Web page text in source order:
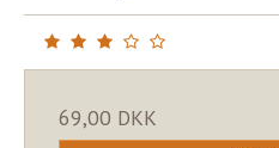
69,00 DKK